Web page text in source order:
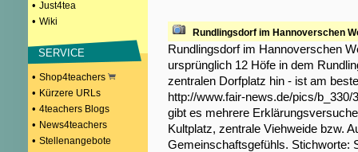
• Just4tea
• Wiki
SERVICE
• Shop4teachers
• Kürzere URLs
• 4teachers Blogs
• News4teachers
• Stellenangebote
Rundlingsdorf im Hannoverschen
Rundlingsdorf im Hannoverschen
ursprünglich 12 Höfe in dem
zentralen Dorfplatz hin - ist am
http://www.fair-news.de/pics/
gibt es mehrere
Kultplatz, zentrale Viehweide bzw.
Gemeinschaftsgefühls. Stichworte: